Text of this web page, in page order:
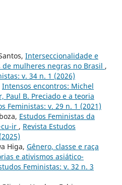
Interseccionalidade e
mulheres negras no Brasil ,
v. 34 n. 1 (2026)
Intensos encontros: Michel
Paul B. Preciado e a teoria
Feministas: v. 29 n. 1 (2021)
Estudos Feministas da
ir , Revista Estudos
Higa, Gênero, classe e raça
e ativismos asiático-
Feministas: v. 32 n. 3